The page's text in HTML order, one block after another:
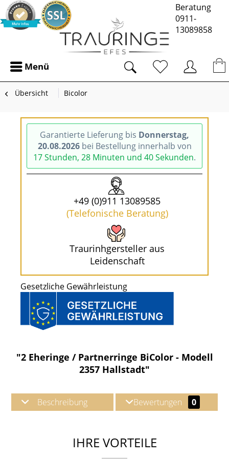
Beratung
0911-
13089858
Menü
Übersicht Bicolor
Garantierte Lieferung bis Donnerstag,
20.08.2026bei Bestellung innerhalb von
17 Stunden, 28 Minuten und 40 Sekunden.
+49 (0)911 13089585
(Telefonische Beratung)
Traurinhgersteller aus
Leidenschaft
Gesetzliche Gewährleistung
"2 Eheringe / Partnerringe BiColor - Modell
2357 Hallstadt"
Beschreibung Bewertungen 0
IHRE VORTEILE